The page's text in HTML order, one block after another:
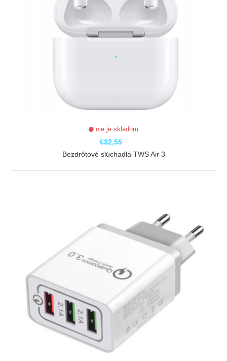
nie je skladom
€32,55
Bezdrôtové slúchadlá TWS Air 3